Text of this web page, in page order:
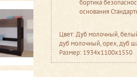
бортика
основания
Цвет: Дуб молочный,
дуб молочный, орех, дуб
Размер: 1934x1100x1550